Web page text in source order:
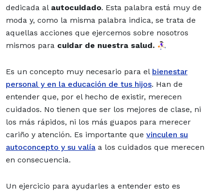
dedicada al autocuidado. Esta palabra está muy de
moda y, como la misma palabra indica, se trata de
aquellas acciones que ejercemos sobre nosotros
mismos para cuidar de nuestra salud. ⛹🏻‍♀️
Es un concepto muy necesario para el bienestar
personal y en la educación de tus hijos. Han de
entender que, por el hecho de existir, merecen
cuidados. No tienen que ser los mejores de clase, ni
los más rápidos, ni los más guapos para merecer
cariño y atención. Es importante que vinculen su
autoconcepto y su valía a los cuidados que merecen
en consecuencia.
Un ejercicio para ayudarles a entender esto es